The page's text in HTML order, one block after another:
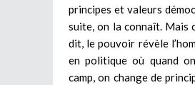
principes et valeurs
suite, on la connaît. Mais
dit, le pouvoir révèle
en politique où quand
camp, on change de